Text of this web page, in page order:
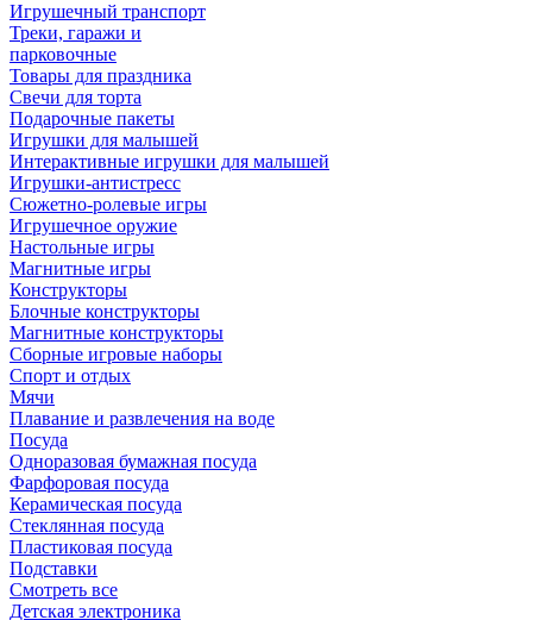
Игрушечный транспорт
Треки, гаражи и
парковочные
Товары для праздника
Свечи для торта
Подарочные пакеты
Игрушки для малышей
Интерактивные игрушки для малышей
Игрушки-антистресс
Сюжетно-ролевые игры
Игрушечное оружие
Настольные игры
Магнитные игры
Конструкторы
Блочные конструкторы
Магнитные конструкторы
Сборные игровые наборы
Спорт и отдых
Мячи
Плавание и развлечения на воде
Посуда
Одноразовая бумажная посуда
Фарфоровая посуда
Керамическая посуда
Стеклянная посуда
Пластиковая посуда
Подставки
Смотреть все
Детская электроника